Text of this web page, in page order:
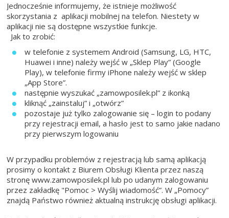
Jednocześnie informujemy, że istnieje możliwość
skorzystania z aplikacji mobilnej na telefon. Niestety w
aplikacji nie są dostępne wszystkie funkcje.
Jak to zrobić:
w telefonie z systemem Android (Samsung, LG, HTC,
Huawei i inne) należy wejść w „Sklep Play” (Google
Play), w telefonie firmy iPhone należy wejść w sklep
„App Store”.
następnie wyszukać „zamowposilek.pl” z ikonką
kliknąć „zainstaluj” i „otwórz”
pozostaje już tylko zalogowanie się – login to podany
przy rejestracji email, a hasło jest to samo jakie nadano
przy pierwszym logowaniu
W przypadku problemów z rejestracją lub samą aplikacją
prosimy o kontakt z Biurem Obsługi Klienta przez naszą
stronę www.zamowposilek.pl lub po udanym zalogowaniu
przez zakładkę "Pomoc > Wyślij wiadomość”. W „Pomocy”
znajdą Państwo również aktualną instrukcję obsługi aplikacji.